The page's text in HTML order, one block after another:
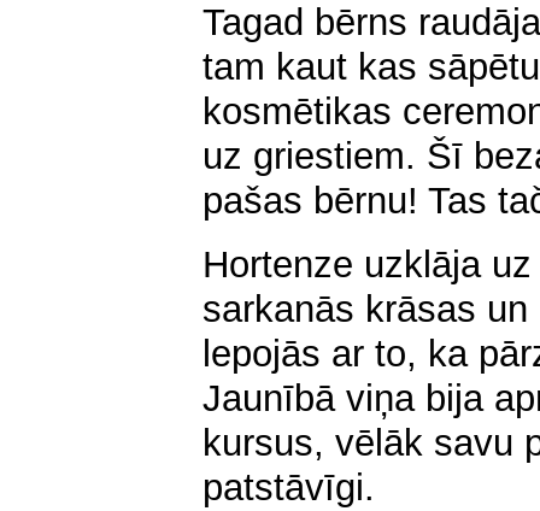
Tagad bērns
tam kaut kas
kosmētikas
uz griestiem. Šī
pašas bērnu! Tas
Hortenze uzklāja
sarkanās krāsas
lepojās ar to, ka
Jaunībā viņa bija
kursus, vēlāk savu
patstāvīgi.